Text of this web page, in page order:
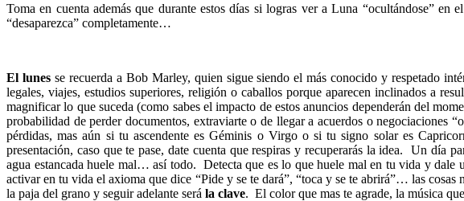
Toma en cuenta además que durante estos días si logras ver a Luna “ocultándose”
“desaparezca” completamente…
El lunesse recuerda a Bob Marley, quien sigue siendo el más conocido y respetado
legales, viajes, estudios superiores, religión o caballos porque aparecen inclinados a
magnificar lo que suceda (como sabes el impacto de estos anuncios dependerán del
probabilidad de perder documentos, extraviarte o de llegar a acuerdos o negociaciones
pérdidas, mas aún si tu ascendente es Géminis o Virgo o si tu signo solar es
presentación, caso que te pase, date cuenta que respiras y recuperarás la idea. Un día
agua estancada huele mal… así todo. Detecta que es lo que huele mal en tu vida y dale
activar en tu vida el axioma que dice “Pide y se te dará”, “toca y se te abrirá”… las
la paja del grano y seguir adelante será la clave. El color que mas te agrade, la música